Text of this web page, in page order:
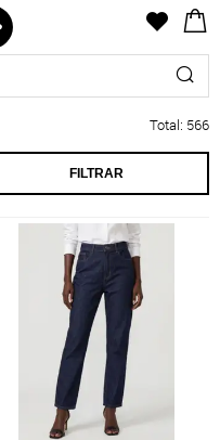
Total: 566
FILTRAR